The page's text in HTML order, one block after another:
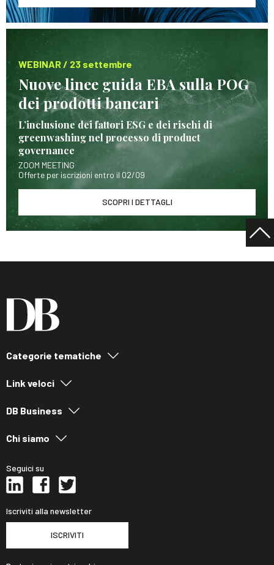
WEBINAR / 23 settembre
Nuove linee guida EBA sulla POG
dei prodotti bancari
L’inclusione dei fattori ESG e dei rischi di
greenwashing nel processo di product
governance
ZOOM MEETING
Offerte per iscrizioni entro il 02/09
SCOPRI I DETTAGLI
Categorie tematiche
Link veloci
DB Business
Chi siamo
Seguici su
Iscriviti alla newsletter
ISCRIVITI